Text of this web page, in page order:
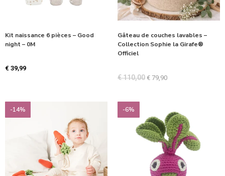
Kit naissance 6 pièces – Good
night – 0M
€ 39,99
Gâteau de couches lavables –
Collection Sophie la Girafe®
Officiel
€110,00 € 79,90
-14% -6%